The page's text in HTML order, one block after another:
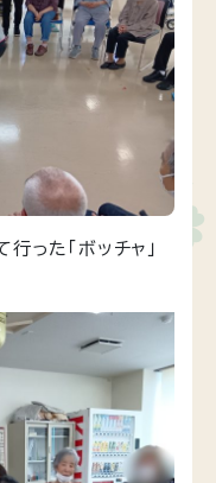
った「ボッチャ」